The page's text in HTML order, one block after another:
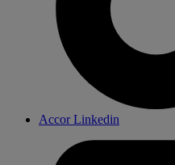
Accor Linkedin